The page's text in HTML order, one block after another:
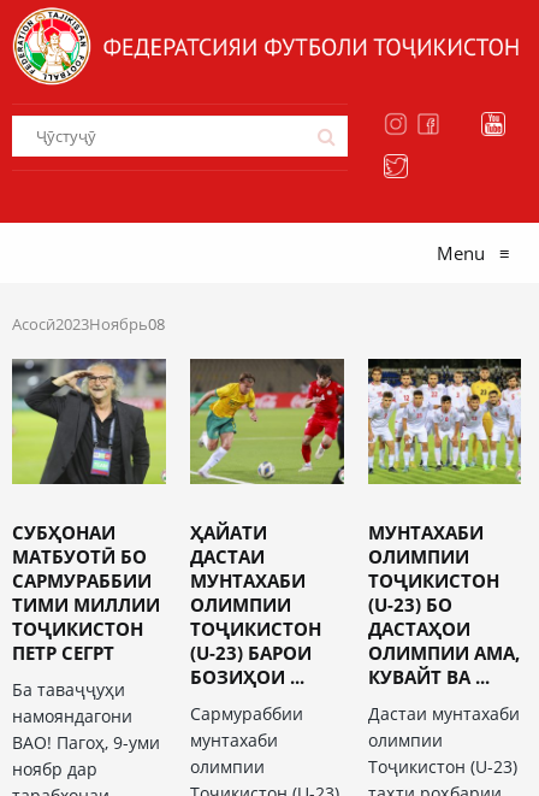
Menu ≡
Асосӣ2023Ноябрь08
СУБҲОНАИ
МАТБУОТӢ БО
САРМУРАББИИ
ТИМИ МИЛЛИИ
ТОҶИКИСТОН
ПЕТР СЕГРТ
Ба таваҷҷуҳи
намояндагони
ВАО! Пагоҳ, 9-уми
ноябр дар
ҲАЙАТИ
ДАСТАИ
МУНТАХАБИ
ОЛИМПИИ
ТОҶИКИСТОН
(U-23) БАРОИ
БОЗИҲОИ ...
Сармураббии
мунтахаби
олимпии
МУНТАХАБИ
ОЛИМПИИ
ТОҶИКИСТОН
(U-23) БО
ДАСТАҲОИ
ОЛИМПИИ АМА,
КУВАЙТ ВА ...
Дастаи мунтахаби
олимпии
Тоҷикистон (U-23)